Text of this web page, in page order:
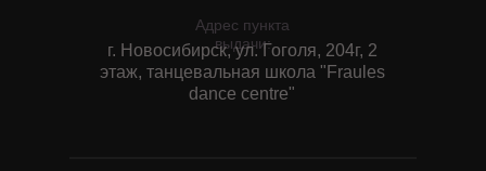
Адрес пункта
выдачи:
г. Новосибирск, ул. Гоголя, 204г, 2
этаж, танцевальная школа "Fraules
dance centre"